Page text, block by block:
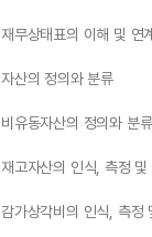
재무상태표의 이해 및 연
자산의 정의와 분류
비유동자산의 정의와 분류
재고자산의 인식, 측정 및
감가상각비의 인식, 측정